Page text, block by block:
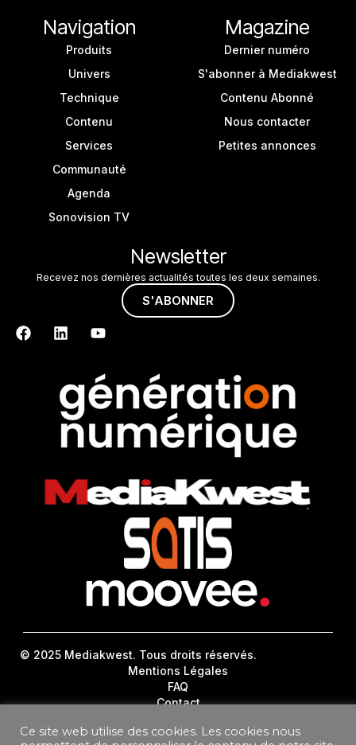
Navigation
Produits
Univers
Technique
Contenu
Services
Communauté
Agenda
Sonovision TV
Magazine
Dernier numéro
S'abonner à Mediakwest
Contenu Abonné
Nous contacter
Petites annonces
Newsletter
Recevez nos dernières actualités toutes les deux semaines.
S'ABONNER
© 2025 Mediakwest. Tous droits réservés.
Mentions Légales
FAQ
Contact
Ce site web utilise des cookies. Les cookies nous